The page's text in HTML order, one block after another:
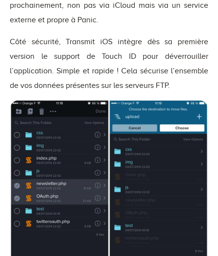
prochainement, non pas via iCloud mais via un service
externe et propre à Panic.
Côté sécurité, Transmit iOS intègre dès sa première
version le support de Touch ID pour déverrouiller
l’application. Simple et rapide ! Cela sécurise l’ensemble
de vos données présentes sur les serveurs FTP.